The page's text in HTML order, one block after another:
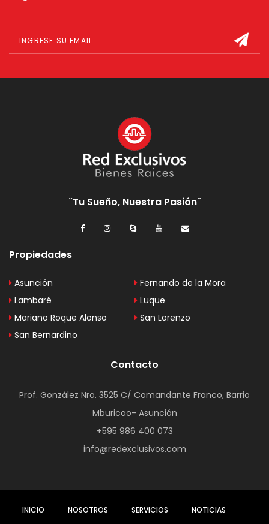
¨Tu Sueño, Nuestra Pasión¨
Propiedades
Asunción
Fernando de la Mora
Lambaré
Luque
Mariano Roque Alonso
San Lorenzo
San Bernardino
Contacto
Prof. González Nro. 3525 C/ Comandante Franco, Barrio
Mburicao- Asunción
+595 986 400 073
info@redexclusivos.com
INICIO NOSOTROS SERVICIOS NOTICIAS